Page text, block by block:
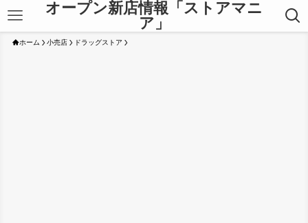
オープン新店情報「ストアマニ
ア」
ホーム 小売店 ドラッグストア